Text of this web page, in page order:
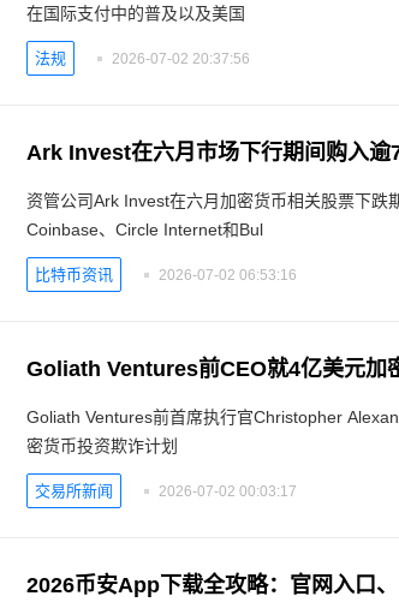
在国际支付中的普及以及美国
法规 2026-07-02 20:37:56
Ark Invest在六月市场下行期间购入逾
资管公司Ark Invest在六月加密货币相关股票下跌
Coinbase、Circle Internet和Bul
比特币资讯 2026-07-02 06:53:16
Goliath Ventures前CEO就4亿美元加
Goliath Ventures前首席执行官Christopher
密货币投资欺诈计划
交易所新闻 2026-07-02 00:03:17
2026币安App下载全攻略：官网入口